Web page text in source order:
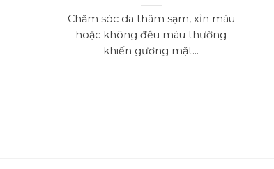
Chăm sóc da thâm sạm, xỉn màu
hoặc không đều màu thường
khiến gương mặt...